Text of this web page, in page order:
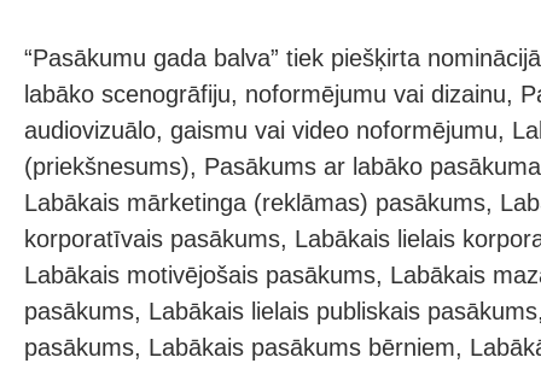
“Pasākumu gada balva” tiek piešķirta
labāko scenogrāfiju, noformējumu vai dizainu,
audiovizuālo, gaismu vai video noformējumu,
(priekšnesums), Pasākums ar labāko
Labākais mārketinga (reklāmas) pasākums,
korporatīvais pasākums, Labākais lielais
Labākais motivējošais pasākums, Labākais
pasākums, Labākais lielais publiskais
pasākums, Labākais pasākums bērniem,